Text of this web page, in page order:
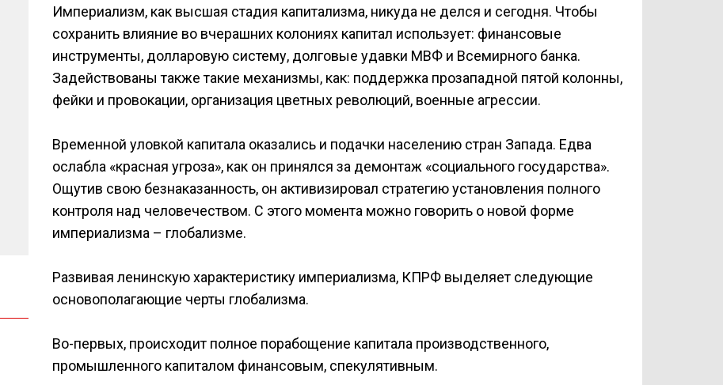
Империализм, как высшая стадия капитализма, никуда не делся и сегодня. Чтобы
сохранить влияние во вчерашних колониях капитал использует: финансовые
инструменты, долларовую систему, долговые удавки МВФ и Всемирного банка.
Задействованы также такие механизмы, как: поддержка прозападной пятой колонны,
фейки и провокации, организация цветных революций, военные агрессии.
Временной уловкой капитала оказались и подачки населению стран Запада. Едва
ослабла «красная угроза», как он принялся за демонтаж «социального государства».
Ощутив свою безнаказанность, он активизировал стратегию установления полного
контроля над человечеством. С этого момента можно говорить о новой форме
империализма – глобализме.
Развивая ленинскую характеристику империализма, КПРФ выделяет следующие
основополагающие черты глобализма.
Во-первых, происходит полное порабощение капитала производственного,
промышленного капиталом финансовым, спекулятивным.